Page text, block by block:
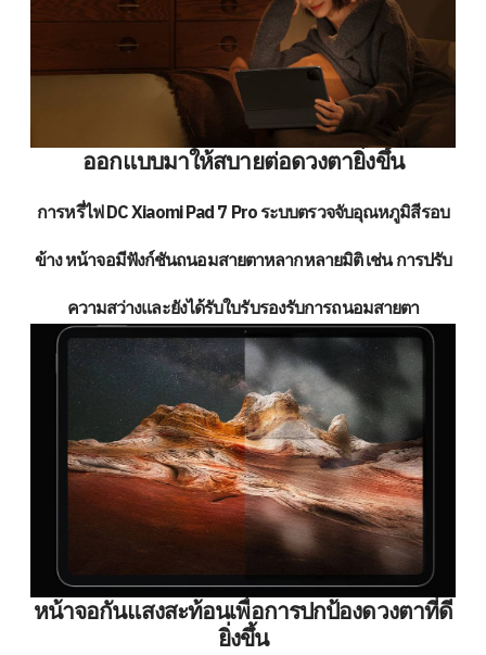
ออกแบบมาให้สบายต่อดวงตายิ่งขึ้น
การหรี่ไฟ DC Xiaomi Pad 7 Pro ระบบตรวจจับอุณหภูมิสีรอบ
ข้าง หน้าจอมีฟังก์ชันถนอมสายตาหลากหลายมิติ เช่น การปรับ
ความสว่างและยังได้รับใบรับรองรับการถนอมสายตา
หน้าจอกันแสงสะท้อนเพื่อการปกป้องดวงตาที่ดี
ยิ่งขึ้น